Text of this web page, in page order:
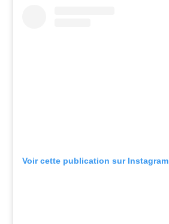
Voir cette publication sur Instagram